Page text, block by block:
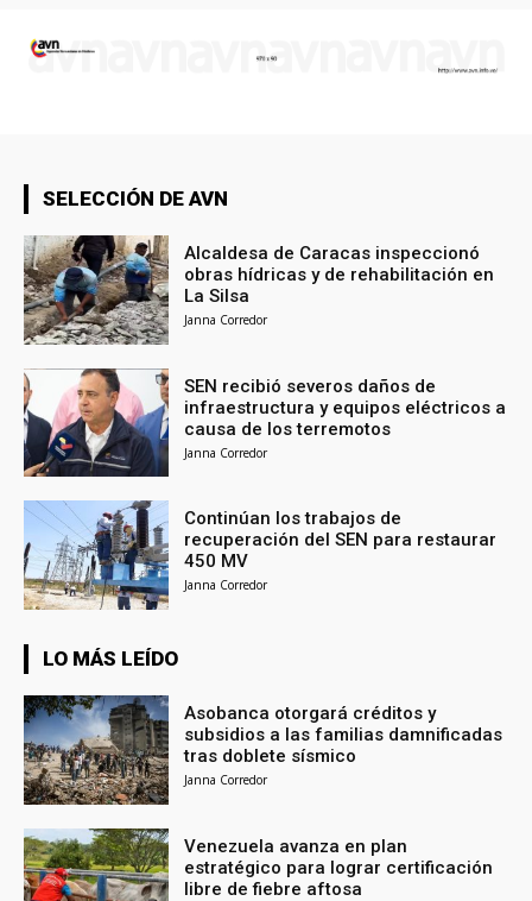
SELECCIÓN DE AVN
Alcaldesa de Caracas inspeccionó
obras hídricas y de rehabilitación en
La Silsa
Janna Corredor
SEN recibió severos daños de
infraestructura y equipos eléctricos a
causa de los terremotos
Janna Corredor
Continúan los trabajos de
recuperación del SEN para restaurar
450 MV
Janna Corredor
LO MÁS LEÍDO
Asobanca otorgará créditos y
subsidios a las familias damnificadas
tras doblete sísmico
Janna Corredor
Venezuela avanza en plan
estratégico para lograr certificación
libre de fiebre aftosa